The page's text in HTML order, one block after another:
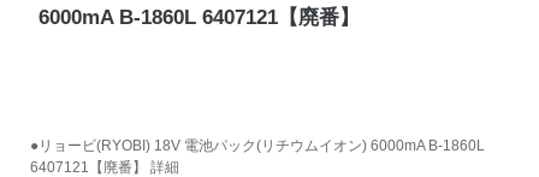
6000mA B-1860L 6407121【廃番】
●リョービ(RYOBI) 18V 電池パック(リチウムイオン) 6000mA B-1860L
6407121【廃番】 詳細